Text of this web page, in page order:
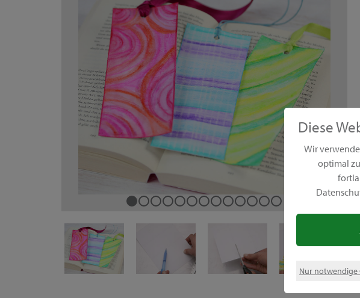
Diese
Wir
optimal
Nur notwendige